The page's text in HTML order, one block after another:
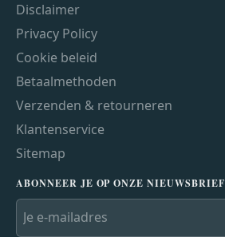
Disclaimer
Privacy Policy
Cookie beleid
Betaalmethoden
Verzenden & retourneren
Klantenservice
Sitemap
ABONNEER JE OP ONZE NIEUWSBRIEF